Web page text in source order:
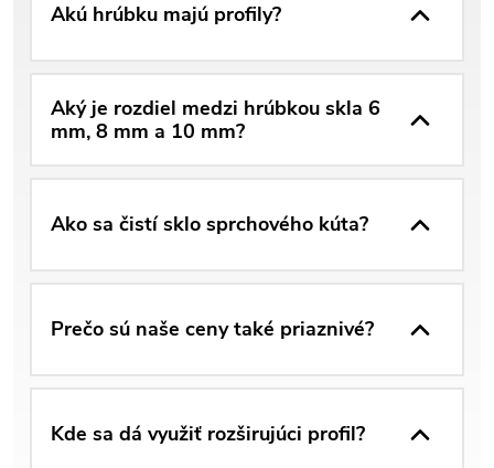
Akú hrúbku majú profily?
Aký je rozdiel medzi hrúbkou skla 6
mm, 8 mm a 10 mm?
Ako sa čistí sklo sprchového kúta?
Prečo sú naše ceny také priaznivé?
Kde sa dá využiť rozširujúci profil?